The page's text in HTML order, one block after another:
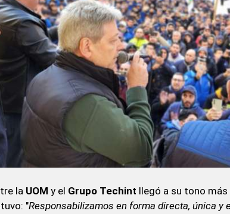
la UOM y el Grupo Techint llegó a su tono
"Responsabilizamos en forma directa, única y